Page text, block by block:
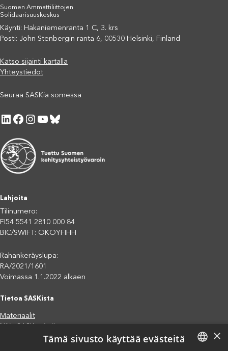
Suomen Ammattiliittojen
Solidaarisuuskeskus
Käynti: Hakaniemenranta 1 C, 3. krs
Posti: John Stenbergin ranta 6, 00530 Helsinki, Finland
Katso sijainti kartalla
Yhteystiedot
Seuraa SASKia somessa
LinkedIn Facebook Instagram YouTube Bluesky
Lahjoita
Tilinumero:
FI54 5541 2810 000 84
BIC/SWIFT: OKOYFIHH
Rahankeräyslupa:
RA/2021/1601
Voimassa 1.1.2022 alkaen
Tietoa SASKista
Materiaalit
Jäsenjärjestöt
×
Tämä sivusto käyttää evästeitä